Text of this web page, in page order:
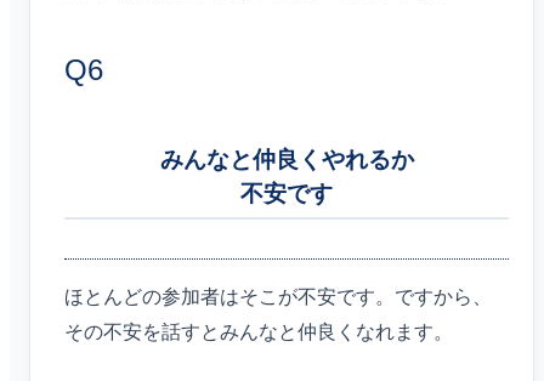
Q6
みんなと仲良くやれるか
不安です
ほとんどの参加者はそこが不安です。ですから、
その不安を話すとみんなと仲良くなれます。